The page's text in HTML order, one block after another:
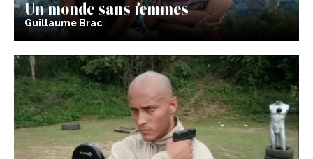
Un monde sans femmes
Guillaume Brac